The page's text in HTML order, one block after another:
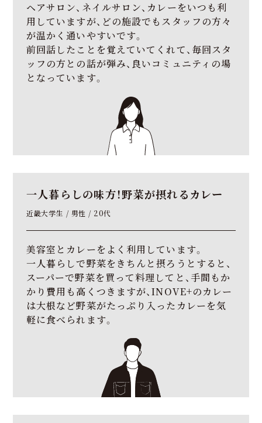
ヘアサロン、ネイルサロン、カレーをいつも利
用していますが、どの施設でもスタッフの方々
が温かく通いやすいです。
前回話したことを覚えていてくれて、毎回スタ
ッフの方との話が弾み、良いコミュニティの場
となっています。
一人暮らしの味方！野菜が摂れるカレー
近畿大学生 / 男性 / 20代
美容室とカレーをよく利用しています。
一人暮らしで野菜をきちんと摂ろうとすると、
スーパーで野菜を買って料理してと、手間もか
かり費用も高くつきますが、INOVE+のカレー
は大根など野菜がたっぷり入ったカレーを気
軽に食べられます。